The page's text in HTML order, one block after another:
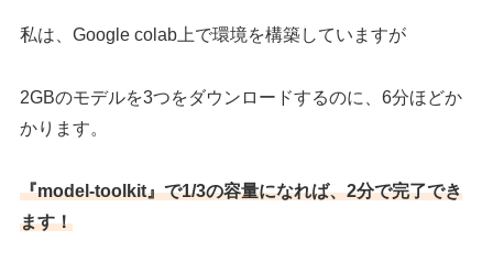
私は、Google colab上で環境を構築していますが
2GBのモデルを3つをダウンロードするのに、6分ほどか
かります。
『model-toolkit』で1/3の容量になれば、2分で完了でき
ます！